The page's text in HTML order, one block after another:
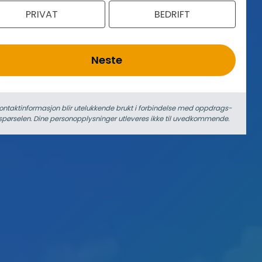
PRIVAT BEDRIFT
Neste
blir utelukkende brukt i forbindelse med oppdrags­
Dine person­­opplysninger utleveres ikke til uvedkommende.